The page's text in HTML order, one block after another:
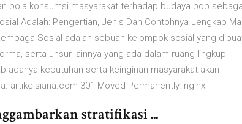
pola konsumsi masyarakat terhadap budaya pop
Adalah: Pengertian, Jenis Dan Contohnya Lengkap
Sosial adalah sebuah kelompok sosial yang
serta unsur lainnya yang ada dalam ruang lingkup
kebutuhan serta keinginan masyarakat akan
artikelsiana.com 301 Moved Permanently. nginx
stratifikasi ...